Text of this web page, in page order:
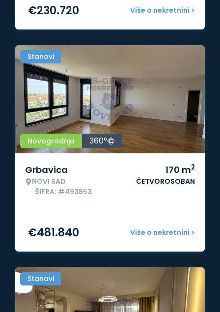
Više o nekretnini >
€230.720
Stanovi
Novogradnja 360°
Grbavica
NOVI SAD
ŠIFRA: #493853
170 m2
ČETVOROSOBAN
Više o nekretnini >
€481.840
Stanovi